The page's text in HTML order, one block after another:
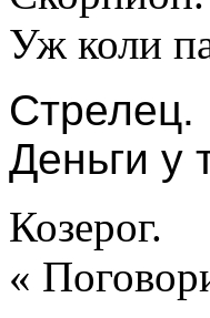
Уж коли
Стрелец.
Деньги у
Козерог.
«